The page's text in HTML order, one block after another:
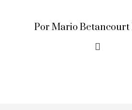
Por Mario Betancourt